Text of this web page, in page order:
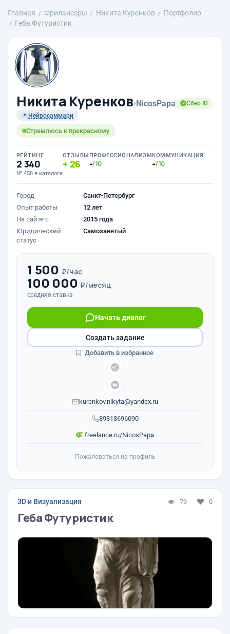
Главная Фрилансеры Никита Куренков
Портфолио
Геба Футуристик
Никита Куренков›NicosPapa
Сбер ID
Нейросаммари
Стремлюсь к прекрасному
РЕЙТИНГ
2 340
№ 458 в каталоге
ОТЗЫВЫ
26
ПРОФЕССИОНАЛИЗМ
-/10
КОММУНИКАЦИЯ
-/10
Город
Санкт-Петербург
Опыт работы
12 лет
На сайте с
2015 года
Юридический
статус
Самозанятый
1 500 ₽/час
100 000 ₽/месяц
средняя ставка
89313696090
Начать диалог
kurenkov.nikyta@yandex.ru
freelance.ru/NicosPapa
Создать задание
Добавить в избранное
Пожаловаться на профиль
3D и Визуализация 79 0
Геба Футуристик